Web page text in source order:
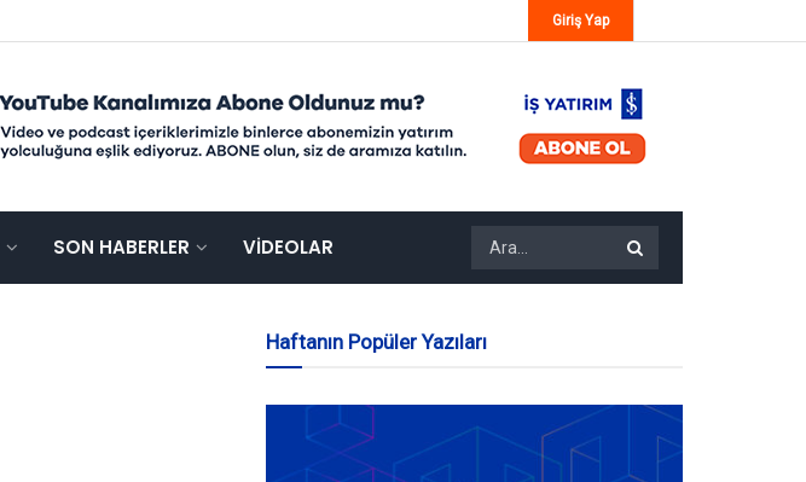
Giriş Yap
SON HABERLER VIDEOLAR
Haftanın Popüler Yazıları